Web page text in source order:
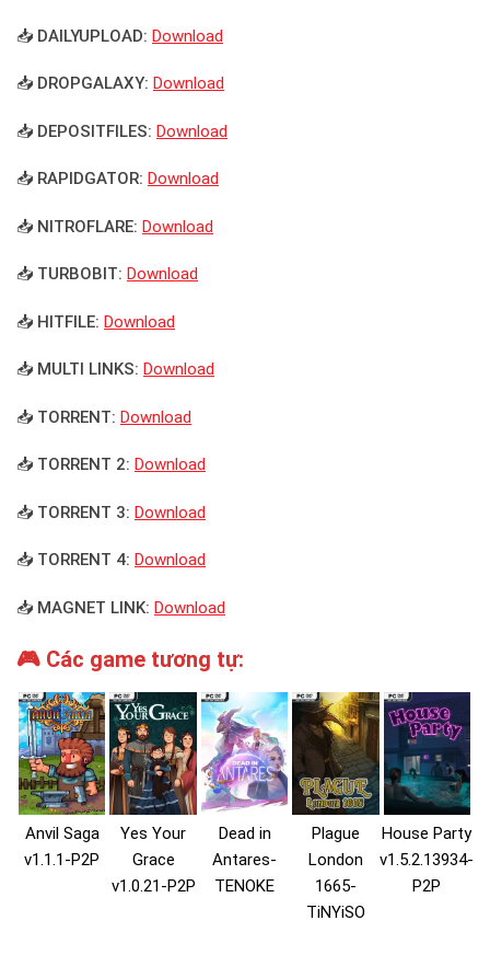
📥 DAILYUPLOAD: Download
📥 DROPGALAXY: Download
📥 DEPOSITFILES: Download
📥 RAPIDGATOR: Download
📥 NITROFLARE: Download
📥 TURBOBIT: Download
📥 HITFILE: Download
📥 MULTI LINKS: Download
📥 TORRENT: Download
📥 TORRENT 2: Download
📥 TORRENT 3: Download
📥 TORRENT 4: Download
📥 MAGNET LINK: Download
🎮 Các game tương tự:
Anvil Saga
v1.1.1-P2P
Yes Your
Grace
v1.0.21-P2P
Dead in
Antares-
TENOKE
Plague
London
1665-
TiNYiSO
House Party
v1.5.2.13934-
P2P